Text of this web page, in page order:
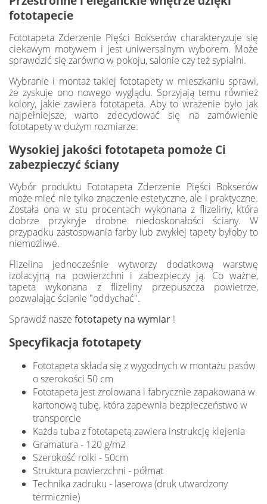
fototapecie
Fototapeta Zderzenie Pięści Bokserów charakteryzuje się
ciekawym motywem i jest uniwersalnym wyborem. Może
sprawdzić się zarówno w pokoju, salonie czy też sypialni.
Wybranie i montaż takiej fototapety w mieszkaniu sprawi,
że zyskuje ono nowego wyglądu. Sprzyjają temu również
kolory, jakie zawiera fototapeta. Aby to wrażenie było jak
najpełniejsze, warto zdecydować się na zamówienie
fototapety w dużym rozmiarze.
Wysokiej jakości fototapeta pomoże Ci
zabezpieczyć ściany
Wybór produktu Fototapeta Zderzenie Pięści Bokserów
może mieć nie tylko znaczenie estetyczne, ale i praktyczne.
Została ona w stu procentach wykonana z flizeliny, która
dobrze przykryje drobne niedoskonałości ściany. W
przypadku zastosowania farby lub zwykłej tapety byłoby to
niemożliwe.
Flizelina jednocześnie wytworzy dodatkową warstwę
izolacyjną na powierzchni i zabezpieczy ją. Co ważne,
tapeta wykonana z flizeliny przepuszcza powietrze,
pozwalając ścianie "oddychać".
Sprawdź nasze fototapety na wymiar !
Specyfikacja fototapety
Fototapeta składa się z wygodnych w montażu pasów
o szerokości 50 cm
Fototapeta jest zrolowana i fabrycznie zapakowana w
kartonową tubę, która zapewnia bezpieczeństwo w
transporcie
Każda tuba z fototapetą zawiera instrukcję klejenia
Gramatura - 120 g/m2
Szerokość rolki - 50cm
Struktura powierzchni - półmat
Technika zadruku - laserowa (druk utwardzony
termicznie)